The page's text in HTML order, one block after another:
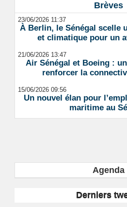
Brèves
23/06/2026 11:37
À Berlin, le Sénégal scelle
et climatique pour un
21/06/2026 13:47
Air Sénégal et Boeing :
renforcer la
15/06/2026 09:56
Un nouvel élan pour
maritime au
Agenda
Derniers